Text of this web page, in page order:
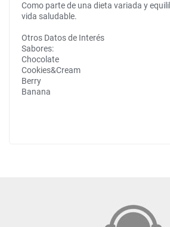
Como parte de una dieta variada y
vida saludable.
Otros Datos de Interés
Sabores:
Chocolate
Cookies&Cream
Berry
Banana